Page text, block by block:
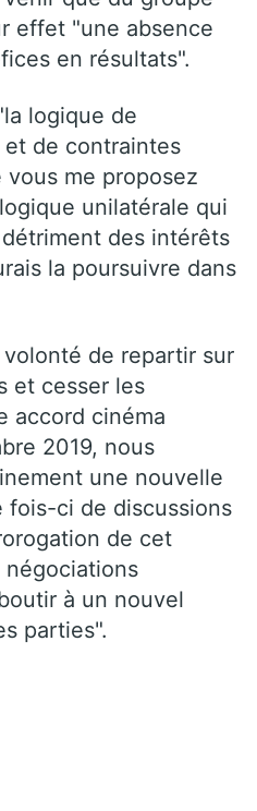
effet "une absence
en résultats".
logique de
de contraintes
me proposez
unilatérale qui
des intérêts
la poursuivre dans
de repartir sur
et cesser les
accord cinéma
2019, nous
une nouvelle
fois-ci de discussions
de cet
négociations
à un nouvel
parties".